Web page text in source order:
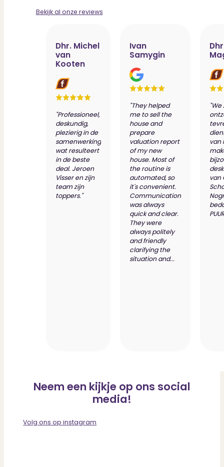
Bekijk al onze reviews
Dhr. Michel
van
Kooten
"Professioneel,
deskundig,
plezierig in de
samenwerking
wat resulteert
in de beste
deal. Jeroen
Visser en zijn
team zijn
toppers."
Ivan
Samygin
"They helped
me to sell the
house and
prepare
valuation report
of my new
house. Most of
the routine is
automated, so
it's convenient.
Communication
was always
quick and clear.
They were
always politely
and friendly
clarifying the
situation and...
"We
van
van
Neem een kijkje op ons social
media!
Volg ons op instagram